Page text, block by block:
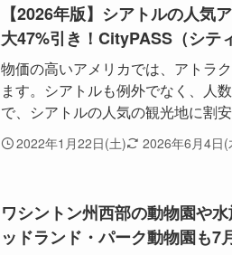
【2026年版】シアトルの人気
大47%引き！CityPASS（シテ
物価の高いアメリカでは、アトラ
ます。シアトルも例外でなく、人
で、シアトルの人気の観光地に割
2022年1月22日(土) 2026年6月4日(
ワシントン州西部の動物園や
ッドランド・パーク動物園も7